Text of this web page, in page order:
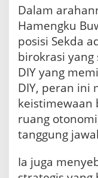
Dalam
Hamengku
posisi Sekda
birokrasi
DIY yang
DIY, peran ini
keistimewaan
ruang
tanggung
Ia juga